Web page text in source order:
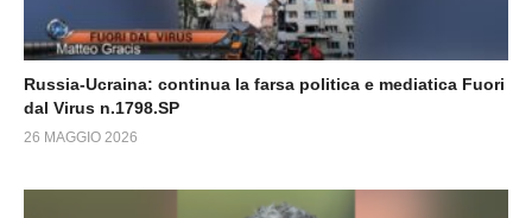
Russia-Ucraina: continua la farsa politica e mediatica Fuori
dal Virus n.1798.SP
26 MAGGIO 2026